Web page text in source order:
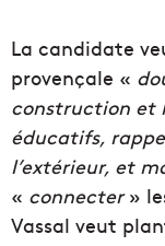
La candidate
provençale «
construction et
éducatifs,
l’extérieur, et
« connecter»
Vassal veut